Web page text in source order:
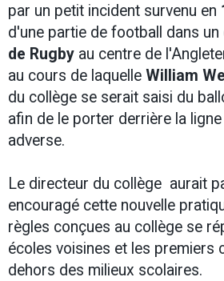
par un petit incident survenu en
d'une partie de football dans un
de Rugby au centre de
au cours de laquelle William
du collège se serait saisi du
afin de le porter derrière la
adverse.
Le directeur du collège aurait
encouragé cette nouvelle
règles conçues au collège se
écoles voisines et les premiers
dehors des milieux scolaires.